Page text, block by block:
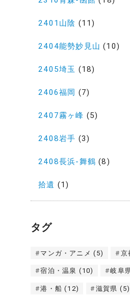
2401山陰 (11)
2404能勢妙見山 (10)
2405埼玉 (18)
2406福岡 (7)
2407霧ヶ峰 (5)
2408岩手 (3)
2408長浜-舞鶴 (8)
拾遺 (1)
タグ
マンガ・アニメ (5) 京
宿泊・温泉 (10) 岐阜
港・船 (12) 滋賀県 (5)